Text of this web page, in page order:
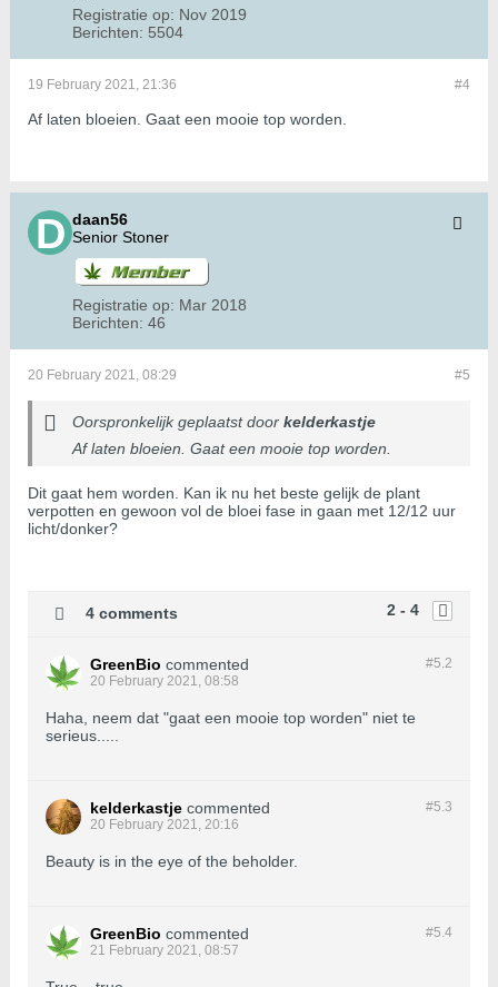
Registratie op: Nov 2019
Berichten: 5504
#4
19 February 2021, 21:36
Af laten bloeien. Gaat een mooie top worden.
daan56
Senior Stoner
Registratie op: Mar 2018
Berichten: 46
#5
20 February 2021, 08:29
Oorspronkelijk geplaatst door kelderkastje
Af laten bloeien. Gaat een mooie top worden.
Dit gaat hem worden. Kan ik nu het beste gelijk de plant
verpotten en gewoon vol de bloei fase in gaan met 12/12 uur
licht/donker?
2 - 4
4 comments
#5.2
GreenBio commented
20 February 2021, 08:58
Haha, neem dat "gaat een mooie top worden" niet te
serieus.....
#5.3
kelderkastje commented
20 February 2021, 20:16
Beauty is in the eye of the beholder.
#5.4
GreenBio commented
21 February 2021, 08:57